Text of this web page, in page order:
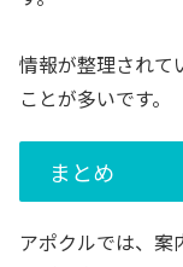
情報が整理されて
ことが多いです。
まとめ
アポクルでは、案